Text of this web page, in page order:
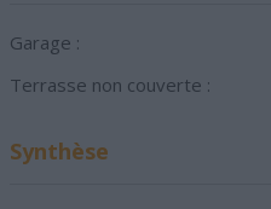
Garage :
Terrasse non couverte :
Synthèse